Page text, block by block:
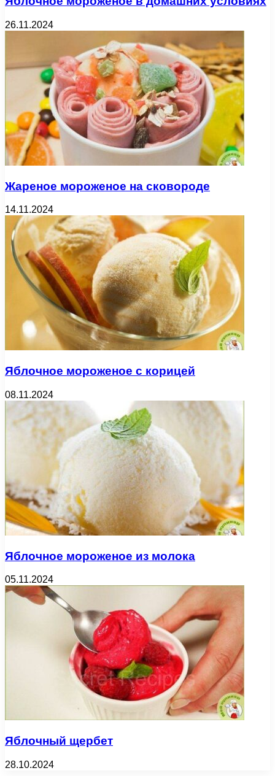
26.11.2024
Жареное мороженое на сковороде
14.11.2024
Яблочное мороженое с корицей
08.11.2024
Яблочное мороженое из молока
05.11.2024
Яблочный щербет
28.10.2024